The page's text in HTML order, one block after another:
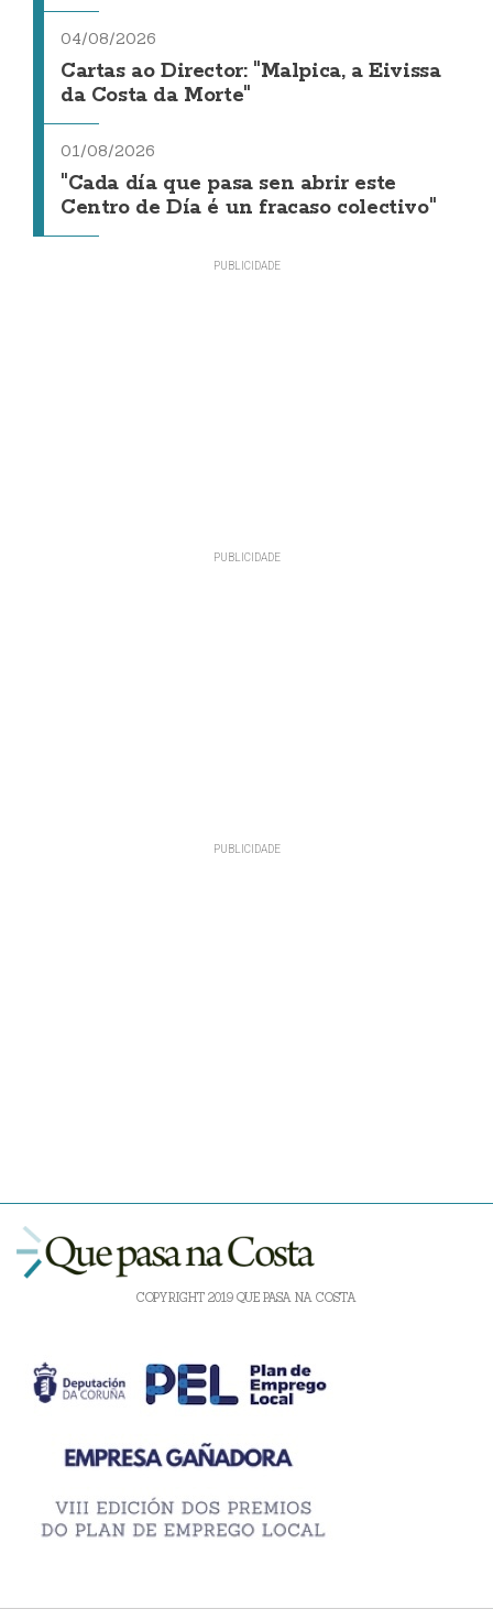
04/08/2026
Cartas ao Director: "Malpica, a Eivissa
da Costa da Morte"
01/08/2026
"Cada día que pasa sen abrir este
Centro de Día é un fracaso colectivo"
COPYRIGHT 2019 QUE PASA NA COSTA